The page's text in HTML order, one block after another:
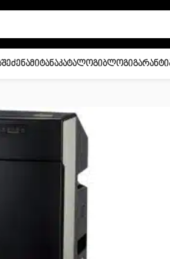
ᲨეძენაᲛიტანაᲙატალოგიᲑლოგი